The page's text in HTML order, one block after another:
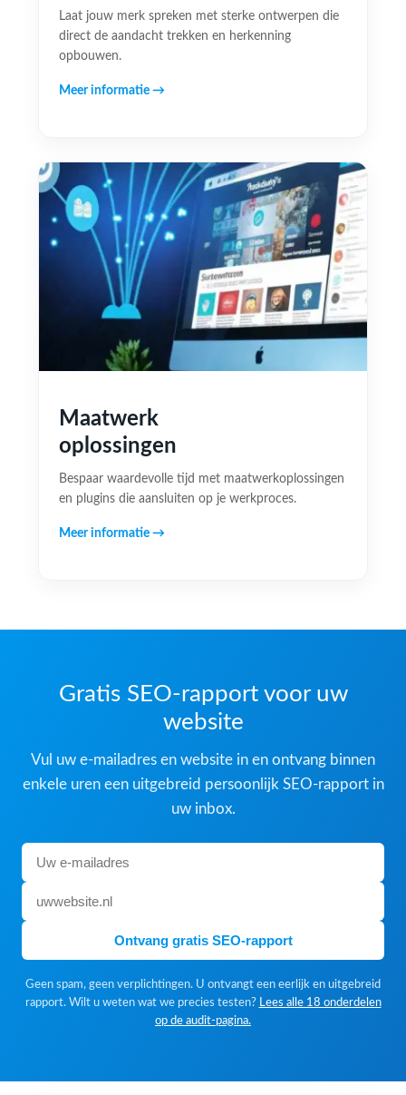
Laat jouw merk spreken met sterke ontwerpen die
direct de aandacht trekken en herkenning
opbouwen.
Meer informatie →
Maatwerk
oplossingen
Bespaar waardevolle tijd met maatwerkoplossingen
en plugins die aansluiten op je werkproces.
Meer informatie →
Gratis SEO-rapport voor uw
website
Vul uw e-mailadres en website in en ontvang binnen
enkele uren een uitgebreid persoonlijk SEO-rapport in
uw inbox.
Ontvang gratis SEO-rapport
Geen spam, geen verplichtingen. U ontvangt een eerlijk en uitgebreid
rapport. Wilt u weten wat we precies testen? Lees alle 18 onderdelen
op de audit-pagina.